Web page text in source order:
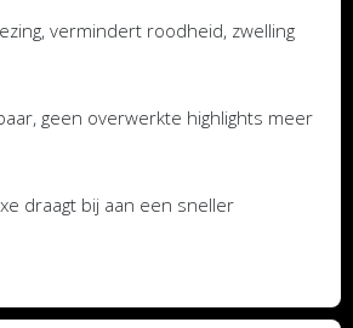
vermindert roodheid, zwelling
geen overwerkte highlights meer
draagt bij aan een sneller